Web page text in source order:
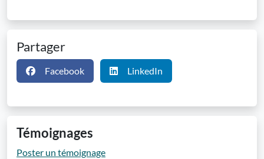
Partager
Facebook LinkedIn
Témoignages
Poster un témoignage